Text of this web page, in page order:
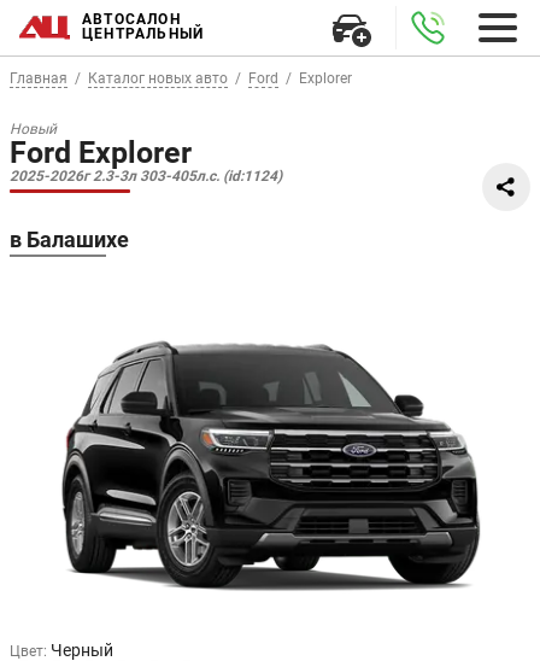
АВТОСАЛОН
ЦЕНТРАЛЬНЫЙ
Главная Каталог новых авто Ford Explorer
Новый
Ford Explorer
2025-2026г 2.3-3л 303-405л.с. (id:1124)
в Балашихе
Цвет: Черный